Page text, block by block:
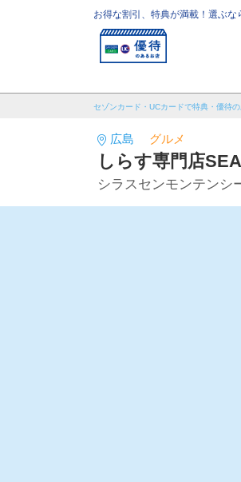
お得な割引、特典が満載！選ぶ
セゾンカード・UCカードで特典・優待
広島 グルメ
しらす専門店
シラスセンモンテンシ